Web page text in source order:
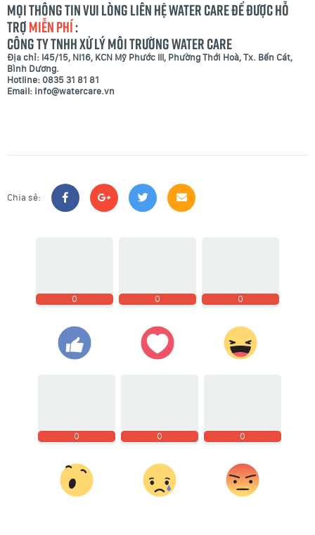
Mọi thông tin vui lòng liên hệ Water Care để được hỗ
trợMIỄN PHÍ:
CÔNG TY TNHH XỬ LÝ MÔI TRƯỜNG WATER CARE
Địa chỉ: I45/15, NI16, KCN Mỹ Phước III, Phường Thới Hoà, Tx. Bến Cát,
Bình Dương.
Hotline: 0835 31 81 81
Email: info@watercare.vn
Chia sẻ:
0 0 0
0 0 0